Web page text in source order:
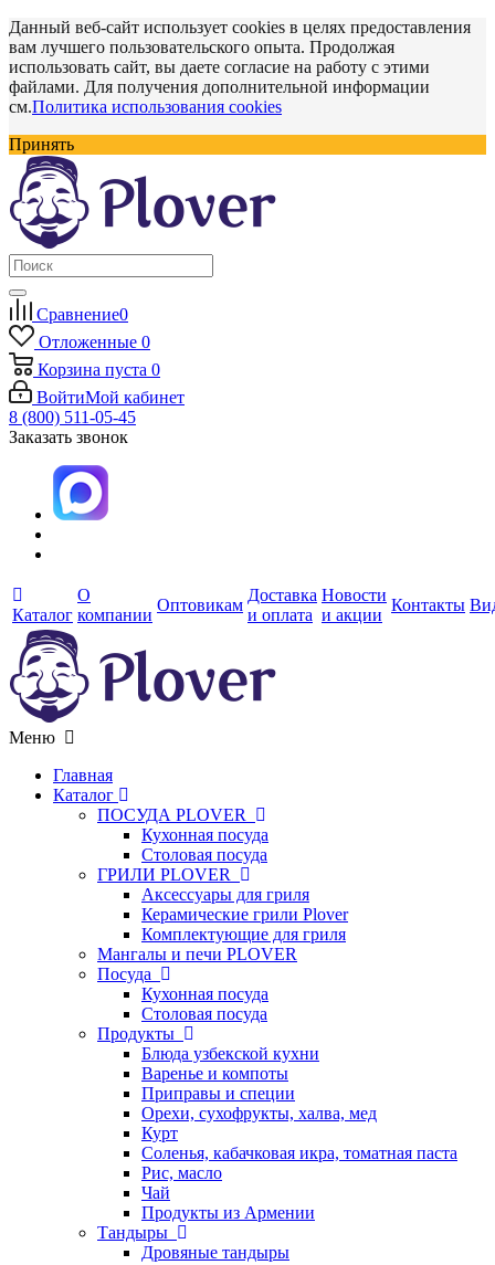
Данный веб-сайт использует cookies в целях предоставления
вам лучшего пользовательского опыта. Продолжая
использовать сайт, вы даете согласие на работу с этими
файлами. Для получения дополнительной информации
см.Политика использования cookies
Принять
Сравнение0
Отложенные 0
Корзина пуста 0
ВойтиМой кабинет
8 (800) 511-05-45
Заказать звонок
Каталог
О
компании
Оптовикам
Доставка
и оплата
Новости
и акции
Контакты
Меню
Главная
Каталог
ПОСУДА PLOVER
Кухонная посуда
Столовая посуда
ГРИЛИ PLOVER
Аксессуары для гриля
Керамические грили Plover
Комплектующие для гриля
Мангалы и печи PLOVER
Посуда
Кухонная посуда
Столовая посуда
Продукты
Блюда узбекской кухни
Варенье и компоты
Приправы и специи
Орехи, сухофрукты, халва, мед
Курт
Соленья, кабачковая икра, томатная паста
Рис, масло
Чай
Продукты из Армении
Тандыры
Дровяные тандыры